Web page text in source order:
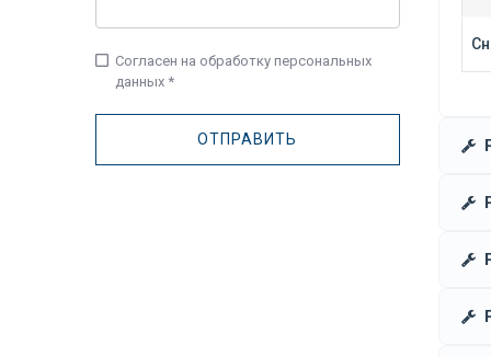
check_box_outline_blank Согласен на обработку персональных
данных *